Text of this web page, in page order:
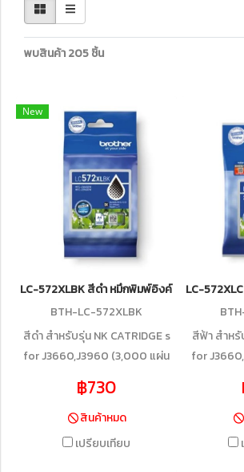
พบสินค้า 205 ชิ้น
New
LC-572XLBK สีดำ หมึกพิมพ์อิงค์เจ็ทบราเดอร์
BTH-LC-572XLBK
สีดำ สำหรับรุ่น NK CATRIDGE s
for J3660,J3960 (3,000 แผ่น
฿730
สินค้าหมด
เปรียบเทียบ
LC-
สีฟ้า สำหรั
for